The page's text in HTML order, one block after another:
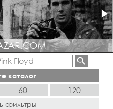
каталог
60 120
фильтры